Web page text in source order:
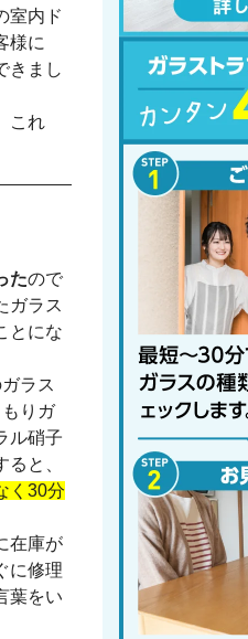
室内ド
様に
きまし
これ
たので
ガラス
とにな
ラス
りガ
ル硝子
と、
く30分
在庫が
に修理
葉をい